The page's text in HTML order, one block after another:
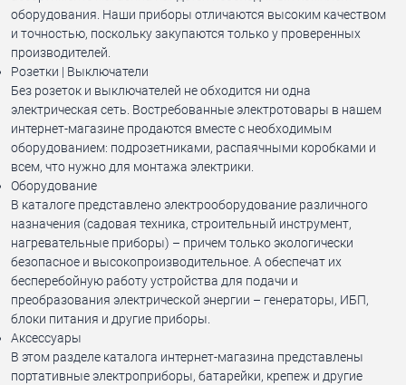
оборудования. Наши приборы отличаются высоким качеством
и точностью, поскольку закупаются только у проверенных
производителей.
Розетки | Выключатели
Без розеток и выключателей не обходится ни одна
электрическая сеть. Востребованные электротовары в нашем
интернет-магазине продаются вместе с необходимым
оборудованием: подрозетниками, распаячными коробками и
всем, что нужно для монтажа электрики.
Оборудование
В каталоге представлено электрооборудование различного
назначения (садовая техника, строительный инструмент,
нагревательные приборы) – причем только экологически
безопасное и высокопроизводительное. А обеспечат их
бесперебойную работу устройства для подачи и
преобразования электрической энергии – генераторы, ИБП,
блоки питания и другие приборы.
Аксессуары
В этом разделе каталога интернет-магазина представлены
портативные электроприборы, батарейки, крепеж и другие